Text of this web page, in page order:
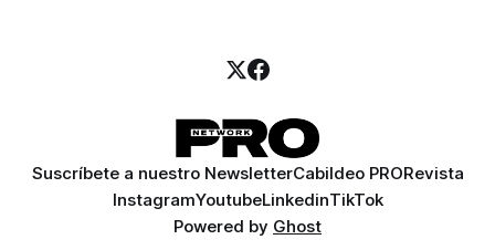
Suscríbete a nuestro NewsletterCabildeo PRORevista
InstagramYoutubeLinkedinTikTok
Powered by Ghost